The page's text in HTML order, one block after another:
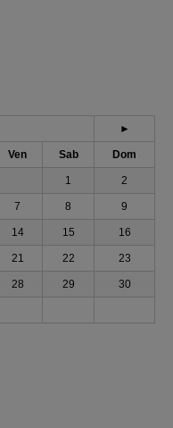
►
Ven Sab Dom
1 2
7 8 9
14 15 16
21 22 23
28 29 30